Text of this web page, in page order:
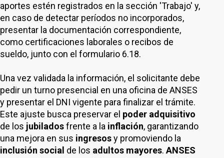
aportes estén registrados en la sección 'Trabajo' y,
en caso de detectar períodos no incorporados,
presentar la documentación correspondiente,
como certificaciones laborales o recibos de
sueldo, junto con el formulario 6.18.
Una vez validada la información, el solicitante debe
pedir un turno presencial en una oficina de ANSES
y presentar el DNI vigente para finalizar el trámite.
Este ajuste busca preservar el poder adquisitivo
de los jubiladosfrente a la inflación, garantizando
una mejora en sus ingresosy promoviendo la
inclusión social de los adultos mayores. ANSES